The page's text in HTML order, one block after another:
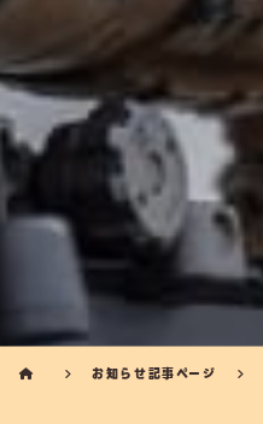
お知らせ記事ページ